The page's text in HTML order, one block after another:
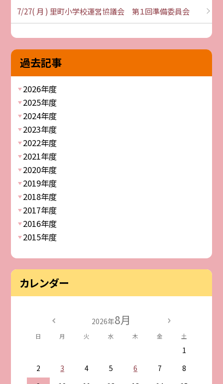
7/27( 月 ) 里町小学校運営協議会 第１回準備委員会
過去記事
2026年度
2025年度
2024年度
2023年度
2022年度
2021年度
2020年度
2019年度
2018年度
2017年度
2016年度
2015年度
カレンダー
2026年8月
日 月 火 水 木 金 土
1
2
3 4 5 6 7
8